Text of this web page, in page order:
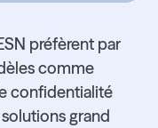
préfèrent par
comme
confidentialité
grand